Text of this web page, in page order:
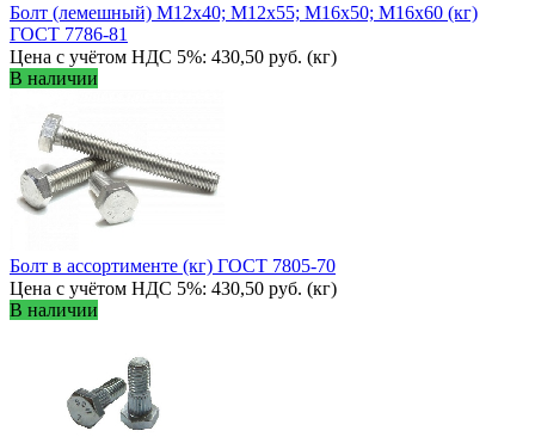
Болт (лемешный) М12х40; М12х55; М16х50; М16х60 (кг)
ГОСТ 7786-81
Цена с учётом НДС 5%: 430,50 руб. (кг)
В наличии
Болт в ассортименте (кг) ГОСТ 7805-70
Цена с учётом НДС 5%: 430,50 руб. (кг)
В наличии